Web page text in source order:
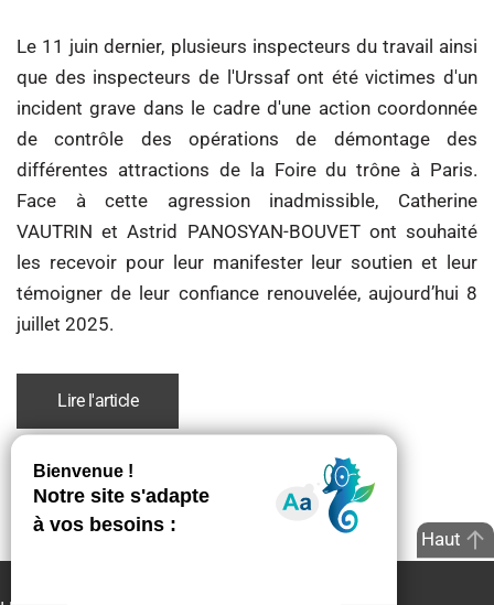
Le 11 juin dernier, plusieurs inspecteurs du travail ainsi
que des inspecteurs de l'Urssaf ont été victimes d'un
incident grave dans le cadre d'une action coordonnée
de contrôle des opérations de démontage des
différentes attractions de la Foire du trône à Paris.
Face à cette agression inadmissible, Catherine
VAUTRIN et Astrid PANOSYAN-BOUVET ont souhaité
les recevoir pour leur manifester leur soutien et leur
témoigner de leur confiance renouvelée, aujourd’hui 8
juillet 2025.
Lire l'article
Haut